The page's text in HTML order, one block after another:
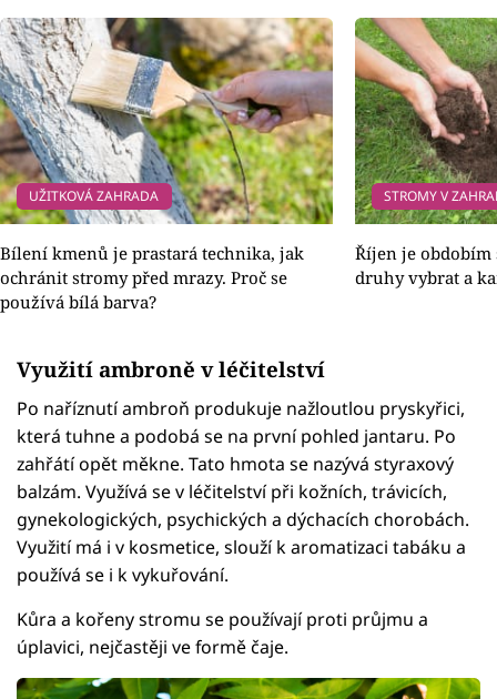
UŽITKOVÁ ZAHRADA
Bílení kmenů je prastará technika, jak
ochránit stromy před mrazy. Proč se
používá bílá barva?
STROMY V
Říjen je obdobím
druhy vybrat a
Využití ambroně v léčitelství
Po naříznutí ambroň produkuje nažloutlou pryskyřici,
která tuhne a podobá se na první pohled jantaru. Po
zahřátí opět měkne. Tato hmota se nazývá styraxový
balzám. Využívá se v léčitelství při kožních, trávicích,
gynekologických, psychických a dýchacích chorobách.
Využití má i v kosmetice, slouží k aromatizaci tabáku a
používá se i k vykuřování.
Kůra a kořeny stromu se používají proti průjmu a
úplavici, nejčastěji ve formě čaje.